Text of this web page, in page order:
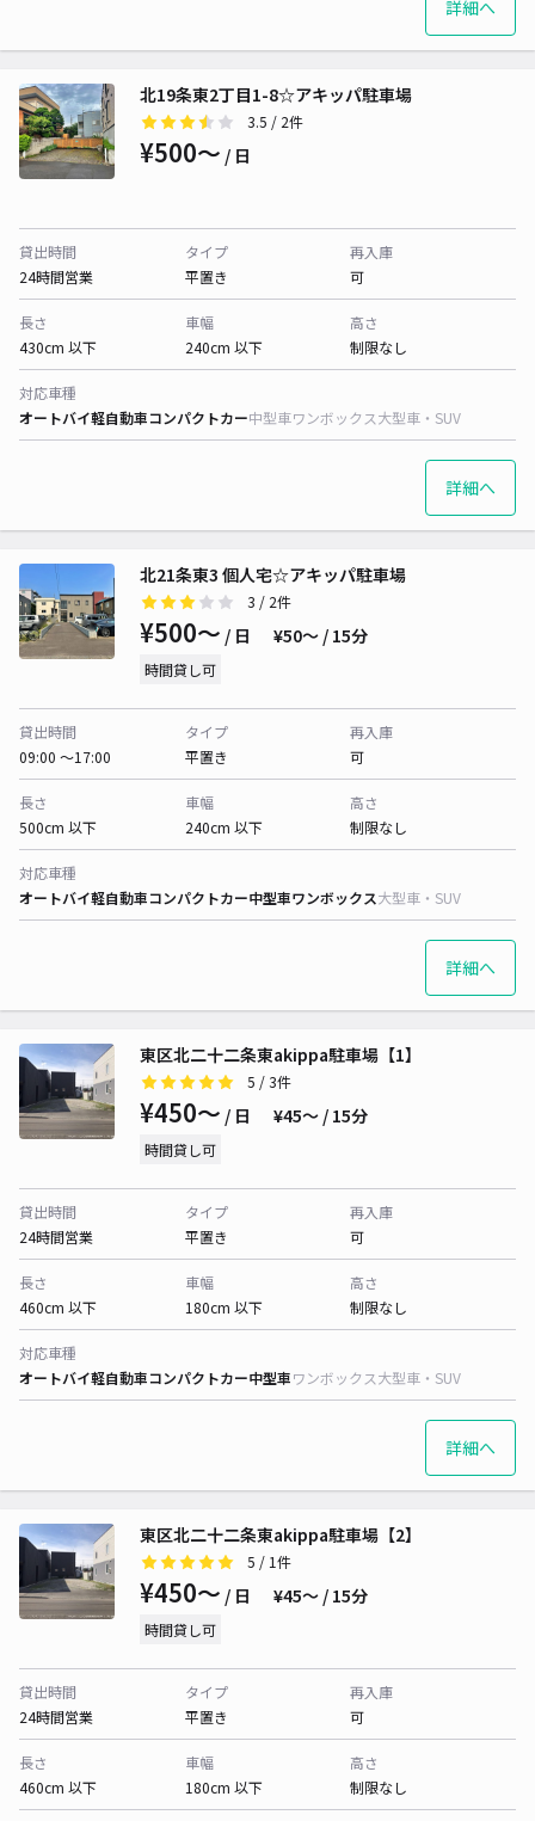
詳細へ
北19条東2丁目1-8☆アキッパ駐車場
3.5 / 2件
¥500〜 / 日
貸出時間
24時間営業
タイプ
平置き
再入庫
可
長さ
430cm 以下
車幅
240cm 以下
高さ
制限なし
対応車種
オートバイ軽自動車コンパクトカー中型車ワンボックス大型車・SUV
詳細へ
北21条東3 個人宅☆アキッパ駐車場
3 / 2件
¥500〜 / 日 ¥50〜 / 15分
時間貸し可
貸出時間
09:00 〜17:00
タイプ
平置き
再入庫
可
長さ
500cm 以下
車幅
240cm 以下
高さ
制限なし
対応車種
オートバイ軽自動車コンパクトカー中型車ワンボックス大型車・SUV
詳細へ
東区北二十二条東akippa駐車場【1】
5 / 3件
¥450〜 / 日 ¥45〜 / 15分
時間貸し可
貸出時間
24時間営業
タイプ
平置き
再入庫
可
長さ
460cm 以下
車幅
180cm 以下
高さ
制限なし
対応車種
オートバイ軽自動車コンパクトカー中型車ワンボックス大型車・SUV
詳細へ
東区北二十二条東akippa駐車場【2】
5 / 1件
¥450〜 / 日 ¥45〜 / 15分
時間貸し可
貸出時間
24時間営業
タイプ
平置き
再入庫
可
長さ
460cm 以下
車幅
180cm 以下
高さ
制限なし